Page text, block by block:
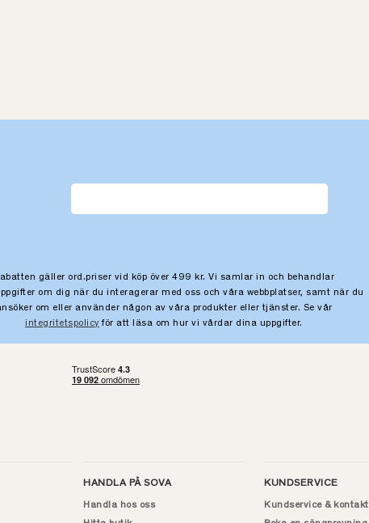
gäller ord.priser vid köp över 499 kr. Vi samlar in och behandlar
om dig när du interagerar med oss och våra webbplatser, samt när du
om eller använder någon av våra produkter eller tjänster. Se vår
integritetspolicy för att läsa om hur vi vårdar dina uppgifter.
HANDLA PÅ SOVA
Handla hos oss
KUNDSERVICE
Kundservice & kontakt